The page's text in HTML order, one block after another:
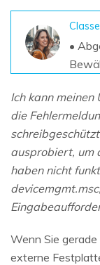
Weitere
UBackit -
•
Ich kann
die
ausprobiert, um
haben nicht
Wenn Sie
externe